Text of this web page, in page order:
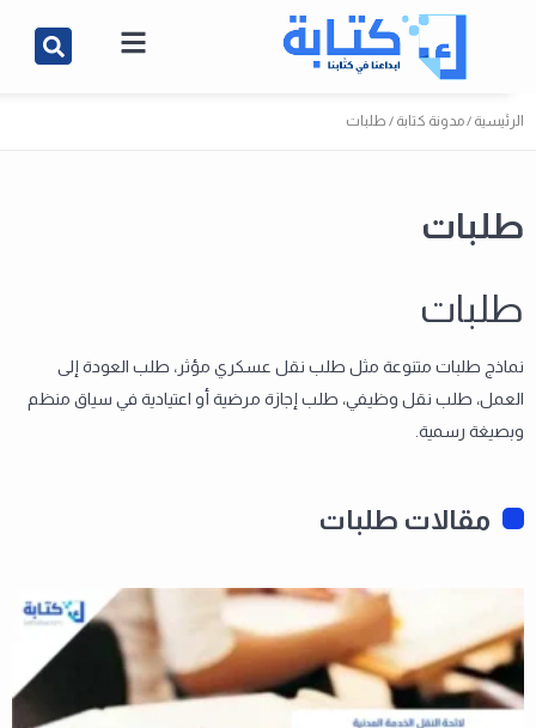
الرئيسية / مدونة كتابة / طلبات
طلبات
طلبات
نماذج طلبات متنوعة مثل طلب نقل عسكري مؤثر، طلب العودة إلى
العمل، طلب نقل وظيفي، طلب إجازة مرضية أو اعتيادية في سياق منظم
وبصيغة رسمية.
مقالات طلبات